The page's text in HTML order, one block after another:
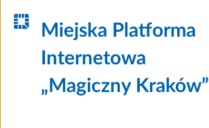
Miejska Platforma
Internetowa
„Magiczny Kraków”